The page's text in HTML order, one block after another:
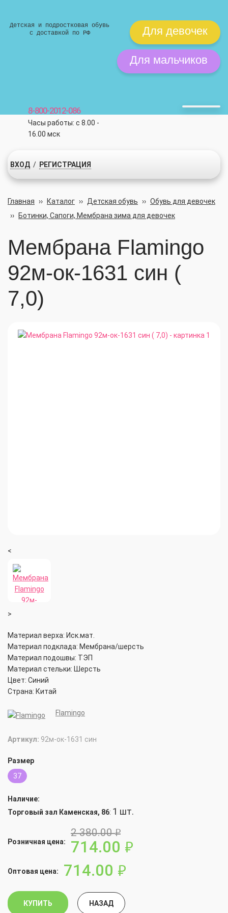
Детская и подростковая обувь
с доставкой по РФ
Для девочек
Для мальчиков
8-800-2012-086
Часы работы: с 8.00 -
16.00 мск
ВХОД / РЕГИСТРАЦИЯ
Главная ›› Каталог ›› Детская обувь ›› Обувь для девочек
››
Ботинки, Сапоги, Мембрана зима для девочек
Мембрана Flamingo
92м-ок-1631 син (
7,0)
<
>
Материал верха: Иск.мат.
Материал подклада: Мембрана/шерсть
Материал подошвы: ТЭП
Материал стельки: Шерсть
Цвет: Синий
Страна: Китай
Flamingo
Артикул: 92м-ок-1631 син
Размер
37
Наличие:
Торговый зал Каменская, 86: 1 шт.
Розничная цена:
2 380.00руб.
714.00 руб.
Оптовая цена: 714.00 руб.
КУПИТЬ НАЗАД